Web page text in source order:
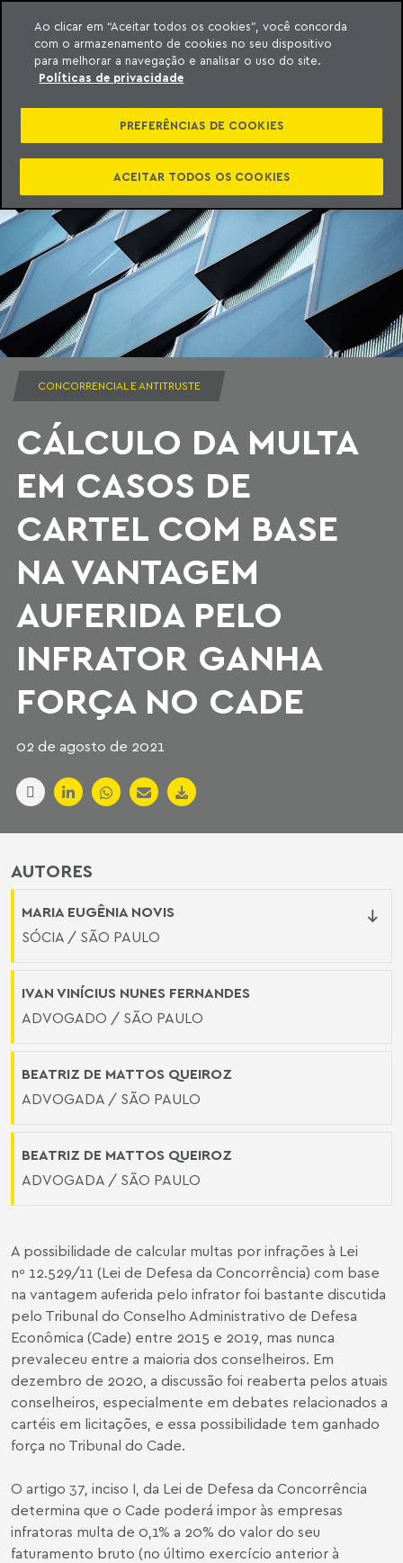
o conteúdo
Machado Meyer
CONCORRENCIAL E ANTITRUSTE
CÁLCULO DA MULTA
EM CASOS DE
CARTEL COM BASE
NA VANTAGEM
AUFERIDA PELO
INFRATOR GANHA
FORÇA NO CADE
02 de agosto de 2021
AUTORES
MARIA EUGÊNIA NOVIS
SÓCIA / SÃO PAULO
IVAN VINÍCIUS NUNES FERNANDES
ADVOGADO / SÃO PAULO
BEATRIZ DE MATTOS QUEIROZ
ADVOGADA / SÃO PAULO
BEATRIZ DE MATTOS QUEIROZ
ADVOGADA / SÃO PAULO
A possibilidade de calcular multas por infrações à Lei
nº 12.529/11 (Lei de Defesa da Concorrência) com base
na vantagem auferida pelo infrator foi bastante discutida
pelo Tribunal do Conselho Administrativo de Defesa
Econômica (Cade) entre 2015 e 2019, mas nunca
prevaleceu entre a maioria dos conselheiros. Em
dezembro de 2020, a discussão foi reaberta pelos atuais
conselheiros, especialmente em debates relacionados a
cartéis em licitações, e essa possibilidade tem ganhado
força no Tribunal do Cade.
O artigo 37, inciso I, da Lei de Defesa da Concorrência
determina que o Cade poderá impor às empresas
infratoras multa de 0,1% a 20% do valor do seu
faturamento bruto (no último exercício anterior à
Ao clicar em “Aceitar todos os cookies”, você concorda
com o armazenamento de cookies no seu dispositivo
para melhorar a navegação e analisar o uso do site.
Políticas de privacidade
PREFERÊNCIAS DE COOKIES
ACEITAR TODOS OS COOKIES